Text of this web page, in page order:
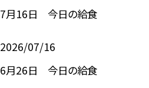
7月16日 今日の給食
2026/07/16
6月26日 今日の給食